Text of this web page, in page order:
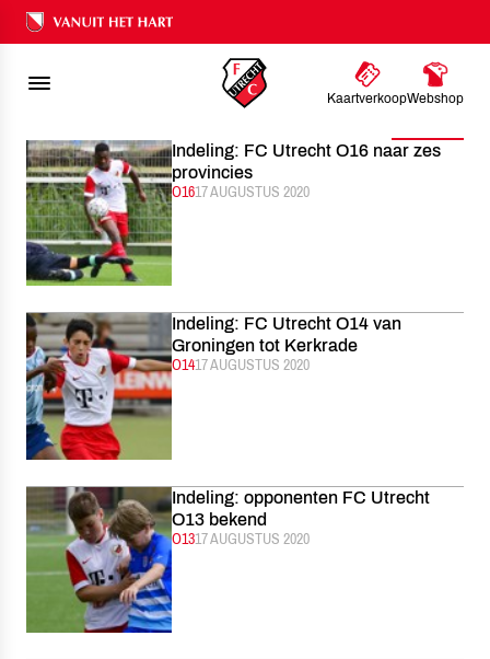
Ons nalatenschap
KaartverkoopWebshop
FC UTRECHT NIEUWS
Indeling: FC Utrecht O16 naar zes
provincies
CATEGORIE:
O16GEPUBLICEERD:
17 AUGUSTUS 2020
Indeling: FC Utrecht O14 van
Groningen tot Kerkrade
CATEGORIE:
O14GEPUBLICEERD:
17 AUGUSTUS 2020
Indeling: opponenten FC Utrecht
O13 bekend
CATEGORIE:
O13GEPUBLICEERD:
17 AUGUSTUS 2020